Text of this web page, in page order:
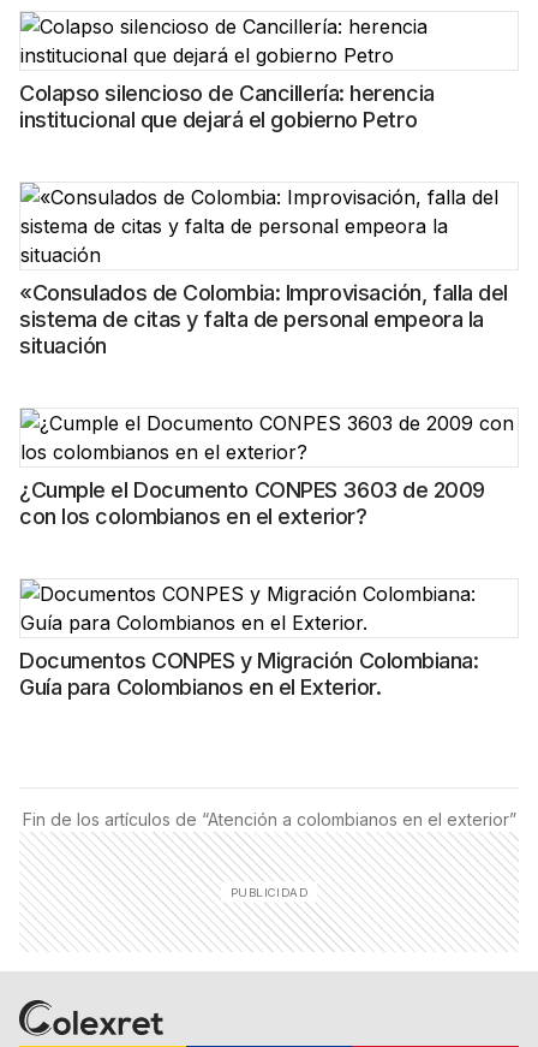
Colapso silencioso de Cancillería: herencia
institucional que dejará el gobierno Petro
«Consulados de Colombia: Improvisación, falla del
sistema de citas y falta de personal empeora la
situación
¿Cumple el Documento CONPES 3603 de 2009
con los colombianos en el exterior?
Documentos CONPES y Migración Colombiana:
Guía para Colombianos en el Exterior.
Fin de los artículos de “Atención a colombianos en el exterior”